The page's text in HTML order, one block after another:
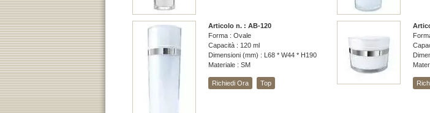
Articolo n. : AB-120
Forma : Ovale
Capacità : 120 ml
Dimensioni (mm) : L68 * W44 * H190
Materiale : SM
Richiedi Ora Top